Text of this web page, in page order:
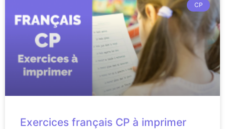
CP
Exercices français CP à imprimer